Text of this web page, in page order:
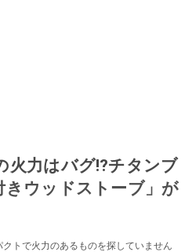
火力はバグ⁉チタンブ
きウッドストーブ」が
トで火力のあるものを探していません